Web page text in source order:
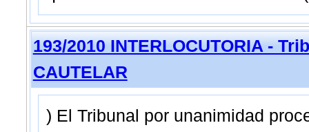
193/2010 INTERLOCUTORIA -
CAUTELAR
) El Tribunal por unanimidad